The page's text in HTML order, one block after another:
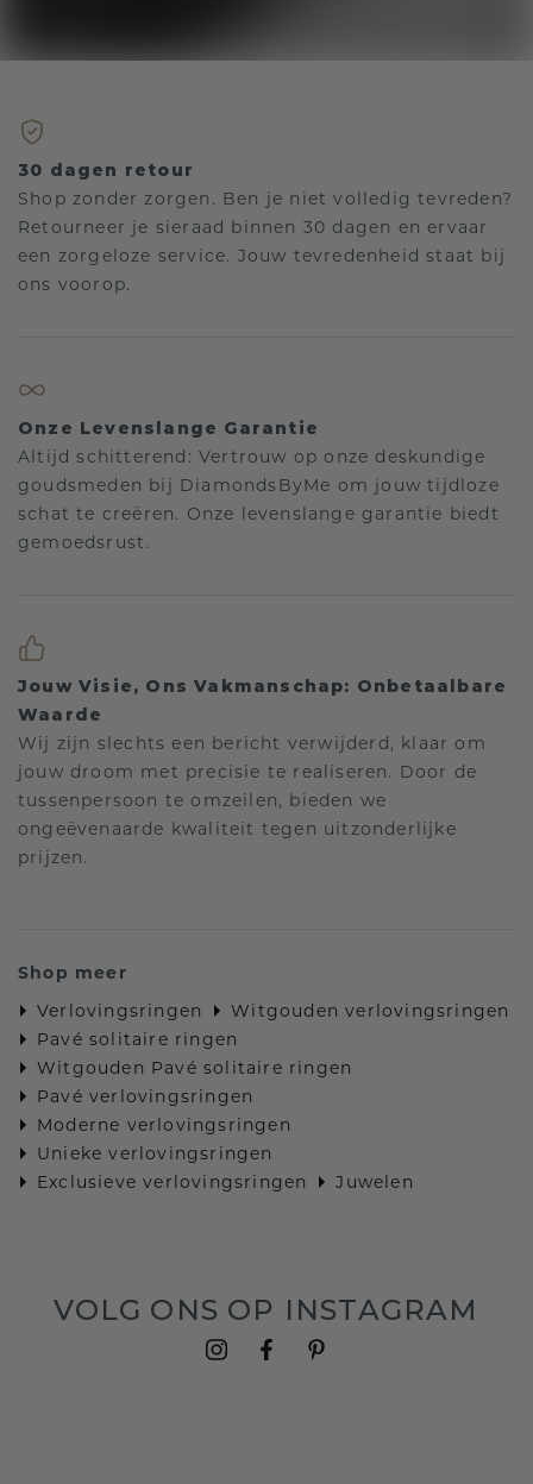
30 dagen retour
Shop zonder zorgen. Ben je niet volledig tevreden?
Retourneer je sieraad binnen 30 dagen en ervaar
een zorgeloze service. Jouw tevredenheid staat bij
ons voorop.
Onze Levenslange Garantie
Altijd schitterend: Vertrouw op onze deskundige
goudsmeden bij DiamondsByMe om jouw tijdloze
schat te creëren. Onze levenslange garantie biedt
gemoedsrust.
Jouw Visie, Ons Vakmanschap: Onbetaalbare
Waarde
Wij zijn slechts een bericht verwijderd, klaar om
jouw droom met precisie te realiseren. Door de
tussenpersoon te omzeilen, bieden we
ongeëvenaarde kwaliteit tegen uitzonderlijke
prijzen.
Shop meer
Verlovingsringen
Witgouden verlovingsringen
Pavé solitaire ringen
Witgouden Pavé solitaire ringen
Pavé verlovingsringen
Moderne verlovingsringen
Unieke verlovingsringen
Exclusieve verlovingsringen
Juwelen
VOLG ONS OP INSTAGRAM